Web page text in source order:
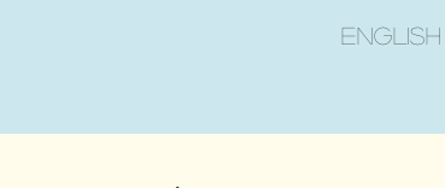
english